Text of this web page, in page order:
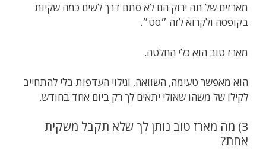
מארזים של תה ירוק הם לא סתם דרך לשים כמה שקיות
בקופסה ולקרוא לזה ״סט״.
מארז טוב הוא כלי החלטה.
הוא מאפשר טעימה, השוואה, וגילוי העדפות בלי להתחייב
לקילו של משהו שאולי יתאים לך רק ביום אחד בחודש.
3) מה מארז טוב נותן לך שלא תקבל משקית
אחת?